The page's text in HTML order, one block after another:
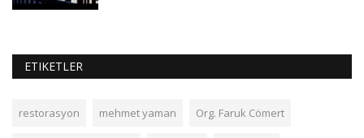
ETIKETLER
restorasyon mehmet yaman Org. Faruk Cömert